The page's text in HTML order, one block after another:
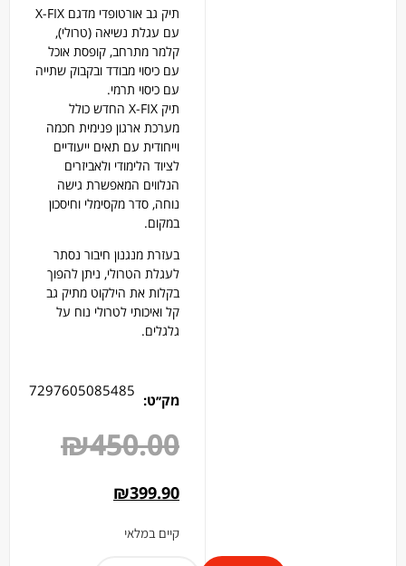
תיק גב אורטופדי מדגם X-FIX
עם עגלת נשיאה (טרולי),
קלמר מתרחב, קופסת אוכל
עם כיסוי מבודד ובקבוק שתייה
עם כיסוי תרמי.
תיק X-FIX החדש כולל
מערכת ארגון פנימית חכמה
וייחודית עם תאים ייעודיים
לציוד הלימודי ולאביזרים
הנלווים המאפשרת גישה
נוחה, סדר מקסימלי וחיסכון
במקום.
בעזרת מנגנון חיבור נסתר
לעגלת הטרולי, ניתן להפוך
בקלות את הילקוט מתיק גב
קל ואיכותי לטרולי נוח על
גלגלים.
מק׳׳ט:
7297605085485
₪450.00
₪399.90
קיים במלאי